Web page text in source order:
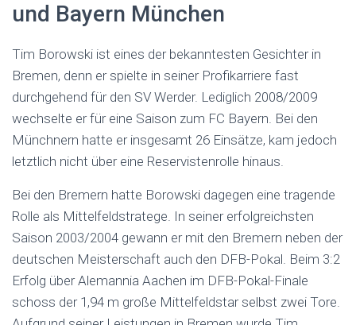
und Bayern München
Tim Borowski ist eines der bekanntesten Gesichter in
Bremen, denn er spielte in seiner Profikarriere fast
durchgehend für den SV Werder. Lediglich 2008/2009
wechselte er für eine Saison zum FC Bayern. Bei den
Münchnern hatte er insgesamt 26 Einsätze, kam jedoch
letztlich nicht über eine Reservistenrolle hinaus.
Bei den Bremern hatte Borowski dagegen eine tragende
Rolle als Mittelfeldstratege. In seiner erfolgreichsten
Saison 2003/2004 gewann er mit den Bremern neben der
deutschen Meisterschaft auch den DFB-Pokal. Beim 3:2
Erfolg über Alemannia Aachen im DFB-Pokal-Finale
schoss der 1,94 m große Mittelfeldstar selbst zwei Tore.